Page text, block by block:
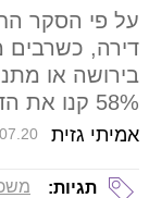
דירה,
בירושה או
58% קנו את הדירה מאדם פרטי ורק 32% קנו מחברת בנייה
אמיתי גזית
תגיות: